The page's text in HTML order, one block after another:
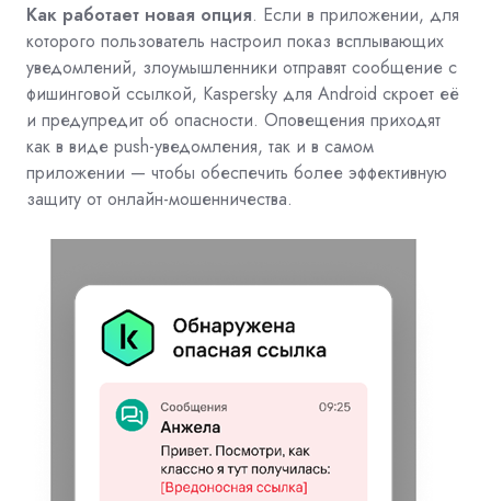
Как работает новая опция. Если в приложении, для
которого пользователь настроил показ всплывающих
уведомлений, злоумышленники отправят сообщение с
фишинговой ссылкой, Kaspersky для Android скроет её
и предупредит об опасности. Оповещения приходят
как в виде push-уведомления, так и в самом
приложении — чтобы обеспечить более эффективную
защиту от онлайн-мошенничества.